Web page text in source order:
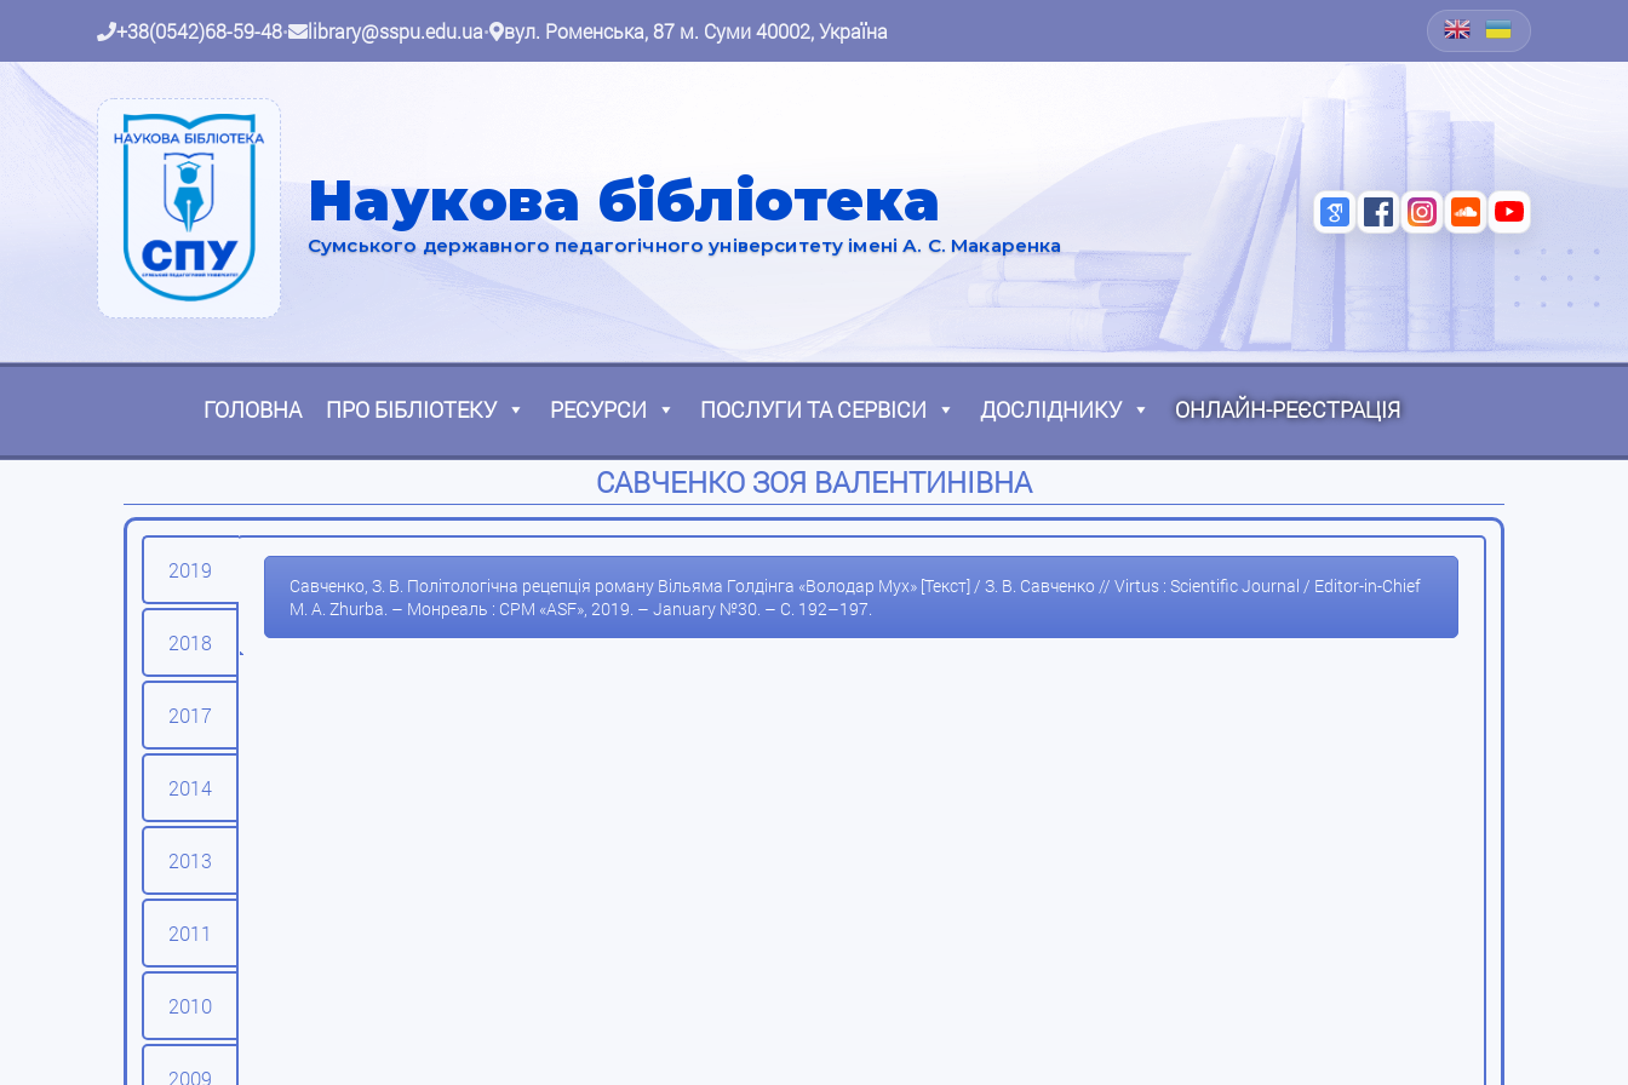
+38(0542)68-59-48• library@sspu.edu.ua• вул. Роменська, 87 м. Суми 40002, Україна
Наукова бібліотека
Сумського державного педагогічного університету імені А. С. Макаренка
ГОЛОВНА ПРО БІБЛІОТЕКУ РЕСУРСИ ПОСЛУГИ ТА СЕРВІСИ ДОСЛІДНИКУ ОНЛАЙН-РЕЄСТРАЦІЯ
САВЧЕНКО ЗОЯ ВАЛЕНТИНІВНА
2019
2018
2017
2014
2013
2011
2010
2009
Савченко, З. В. Політологічна рецепція роману Вільяма Голдінга «Володар Мух» [Текст] / З. В. Савченко // Virtus : Scientific Journal / Editor-in-Chief
M. A. Zhurba. – Монреаль : CPM «ASF», 2019. – January №30. – С. 192–197.